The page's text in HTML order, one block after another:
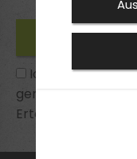
Ich habe die
genommen und
Erteilte